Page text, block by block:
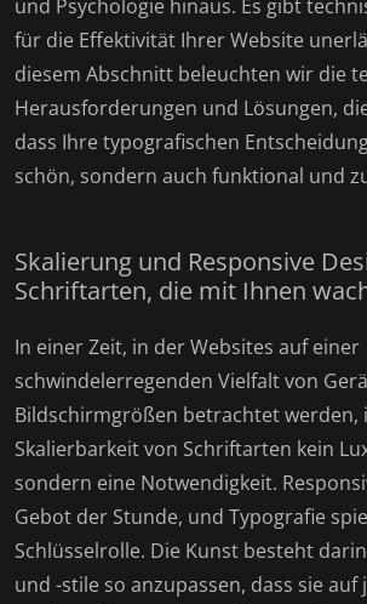
und Psychologie hinaus. Es gibt
für die Effektivität Ihrer Website
diesem Abschnitt beleuchten wir die
Herausforderungen und Lösungen,
dass Ihre typografischen
schön, sondern auch funktional und
Skalierung und Responsive
Schriftarten, die mit Ihnen
In einer Zeit, in der Websites auf einer
schwindelerregenden Vielfalt von
Bildschirmgrößen betrachtet werden,
Skalierbarkeit von Schriftarten kein
sondern eine Notwendigkeit.
Gebot der Stunde, und Typografie
Schlüsselrolle. Die Kunst besteht
und -stile so anzupassen, dass sie auf